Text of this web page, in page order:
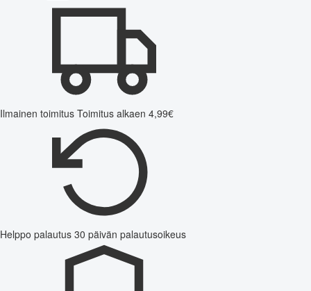
Ilmainen toimitus Toimitus alkaen 4,99€
Helppo palautus 30 päivän palautusoikeus